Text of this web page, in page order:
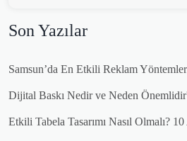
Son Yazılar
Samsun’da En Etkili Reklam
Dijital Baskı Nedir ve Neden
Etkili Tabela Tasarımı Nasıl Olmalı?